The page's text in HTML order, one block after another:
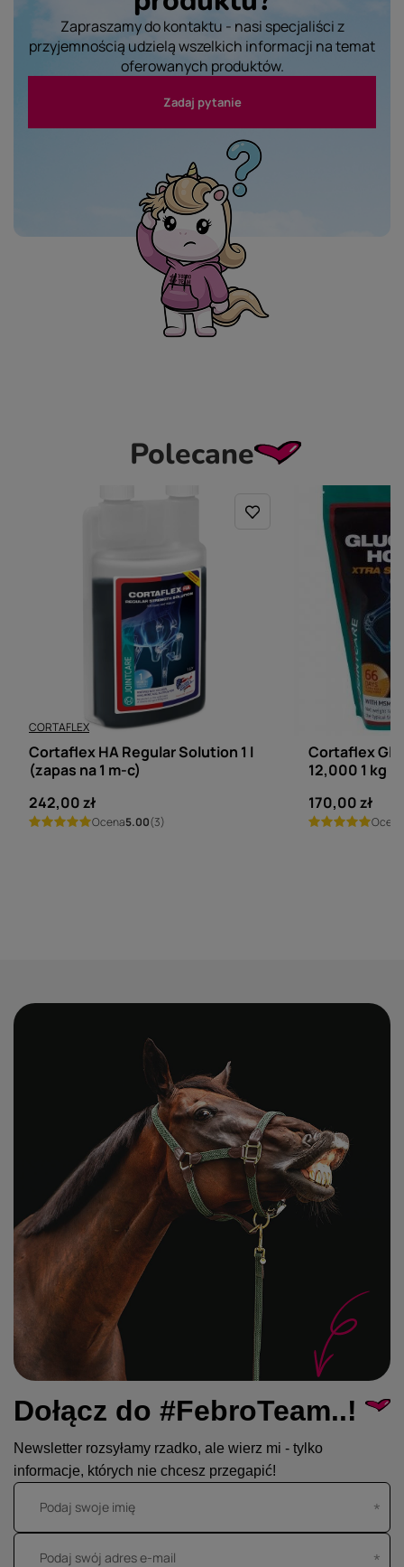
Zapraszamy do kontaktu - nasi specjaliści z
przyjemnością udzielą wszelkich informacji na temat
oferowanych produktów.
Zadaj pytanie
Polecane
CORTAFLEX
Cortaflex HA Regular Solution 1 l
(zapas na 1 m-c)
242,00 zł
Ocena5.00(3)
CORTAFLEX
Cortaflex
12,000 1 kg
170,00 zł
Ocena
Dołącz do #FebroTeam..!
Newsletter rozsyłamy rzadko, ale wierz mi - tylko
informacje, których nie chcesz przegapić!
Podaj swoje imię
Podaj swój adres e-mail